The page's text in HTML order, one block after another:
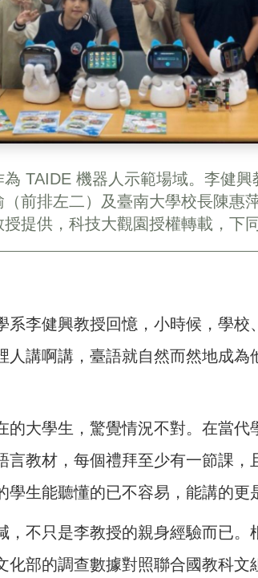
TAIDE 機器人示範場域。李健
前排左二）及臺南大學校長陳惠
提供，科技大觀園授權轉載，下同
系李健興教授回憶，小時候，學校
人講啊講，臺語就自然而然地成為
的大學生，驚覺情況不對。在當代
言教材，每個禮拜至少有一節課，
生能聽懂的已不容易，能講的更
，不只是李教授的親身經驗而已。
化部的調查數據對照聯合國教科文